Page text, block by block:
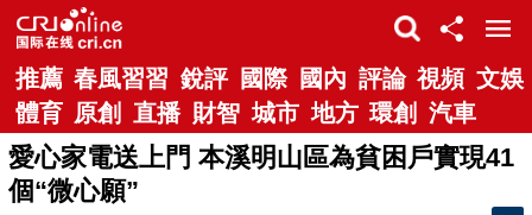
推薦 春風習習 銳評 國際 國內 評論 視頻 文娛
體育 原創 直播 財智 城市 地方 環創 汽車
愛心家電送上門 本溪明山區為貧困戶實現41
個“微心願”